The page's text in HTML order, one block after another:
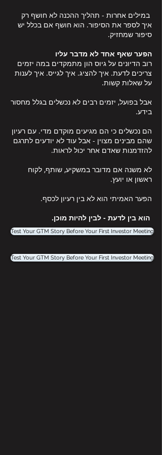
במילים אחרות - תהליך ההכנה לא חושף רק
איך לספר את הסיפור. הוא חושף אם בכלל יש
סיפור שמחזיק.
הפער שאף אחד לא מדבר עליו
רוב הדיונים על גיוס הון מתמקדים במה יזמים
צריכים לדעת. איך להציג. איך לגייס. איך לענות
על שאלות קשות.
אבל בפועל, יזמים רבים לא נכשלים בגלל מחסור
בידע.
הם נכשלים כי הם מגיעים מוקדם מדי. עם רעיון
שהם מבינים מצוין - אבל עוד לא יודעים לתרגם
להזדמנות שאדם אחר יכול לראות.
לא משנה אם מדובר במשקיע, שותף, לקוח
ראשון או יועץ.
הפער האמיתי הוא לא בין רעיון לכסף.
הוא בין לדעת - לבין להיות מוכן.
Test Your GTM Story Before Your First Investor Meeting
Test Your GTM Story Before Your First Investor Meeting